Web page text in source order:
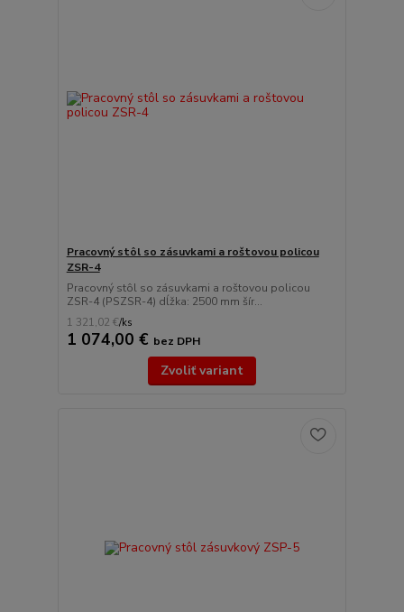
Pracovný stôl so zásuvkami a roštovou policou
ZSR-4
Pracovný stôl so zásuvkami a roštovou policou
ZSR-4 (PSZSR-4) dĺžka: 2500 mm šír...
1 321,02 €/ks
1 074,00 € bez DPH
Zvoliť variant